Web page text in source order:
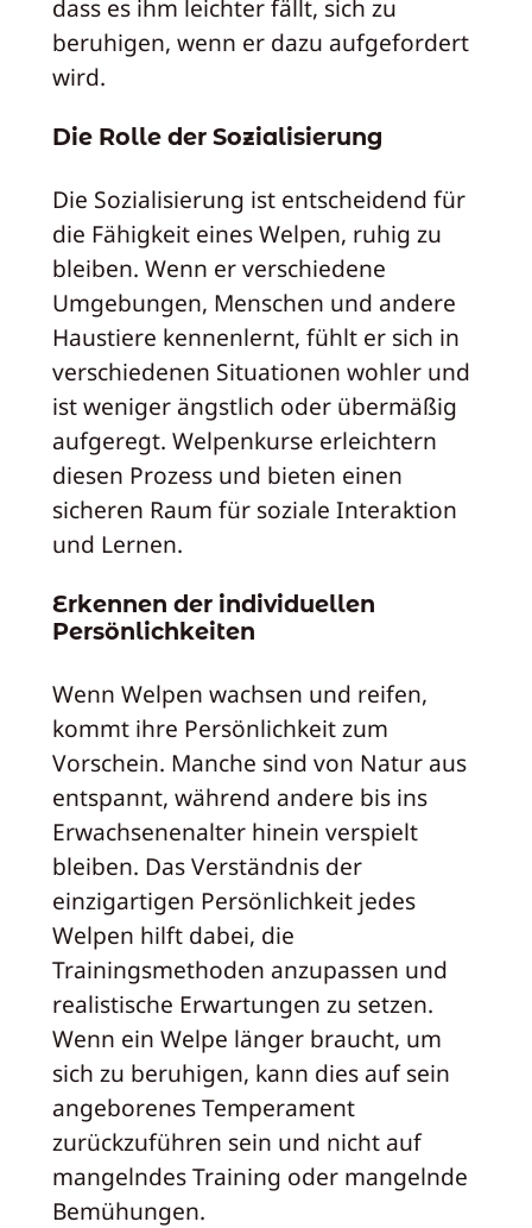
dass es ihm leichter fällt, sich zu
beruhigen, wenn er dazu aufgefordert
wird.
Die Rolle der Sozialisierung
Die Sozialisierung ist entscheidend für
die Fähigkeit eines Welpen, ruhig zu
bleiben. Wenn er verschiedene
Umgebungen, Menschen und andere
Haustiere kennenlernt, fühlt er sich in
verschiedenen Situationen wohler und
ist weniger ängstlich oder übermäßig
aufgeregt. Welpenkurse erleichtern
diesen Prozess und bieten einen
sicheren Raum für soziale Interaktion
und Lernen.
Erkennen der individuellen
Persönlichkeiten
Wenn Welpen wachsen und reifen,
kommt ihre Persönlichkeit zum
Vorschein. Manche sind von Natur aus
entspannt, während andere bis ins
Erwachsenenalter hinein verspielt
bleiben. Das Verständnis der
einzigartigen Persönlichkeit jedes
Welpen hilft dabei, die
Trainingsmethoden anzupassen und
realistische Erwartungen zu setzen.
Wenn ein Welpe länger braucht, um
sich zu beruhigen, kann dies auf sein
angeborenes Temperament
zurückzuführen sein und nicht auf
mangelndes Training oder mangelnde
Bemühungen.